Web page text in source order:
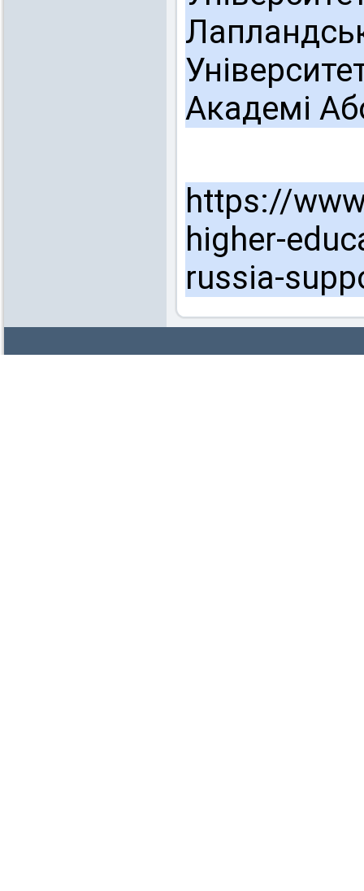
Академі
https://
higher-
russia-